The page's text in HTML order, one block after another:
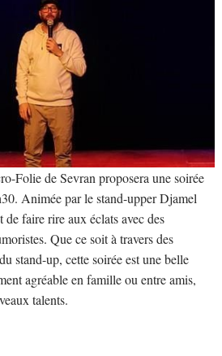
Folie de Sevran proposera une soirée
Animée par le stand-upper Djamel
faire rire aux éclats avec des
Que ce soit à travers des
stand-up, cette soirée est une belle
agréable en famille ou entre amis,
talents.